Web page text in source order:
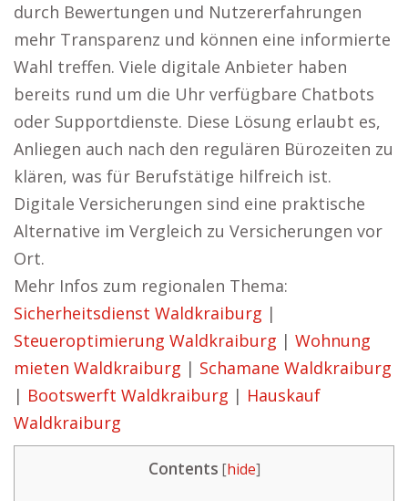
durch Bewertungen und Nutzererfahrungen
mehr Transparenz und können eine informierte
Wahl treffen. Viele digitale Anbieter haben
bereits rund um die Uhr verfügbare Chatbots
oder Supportdienste. Diese Lösung erlaubt es,
Anliegen auch nach den regulären Bürozeiten zu
klären, was für Berufstätige hilfreich ist.
Digitale Versicherungen sind eine praktische
Alternative im Vergleich zu Versicherungen vor
Ort.
Mehr Infos zum regionalen Thema:
Sicherheitsdienst Waldkraiburg |
Steueroptimierung Waldkraiburg | Wohnung
mieten Waldkraiburg | Schamane Waldkraiburg
| Bootswerft Waldkraiburg | Hauskauf
Waldkraiburg
Contents [hide]